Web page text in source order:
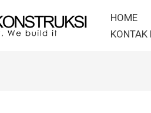
HOME
KONTAK